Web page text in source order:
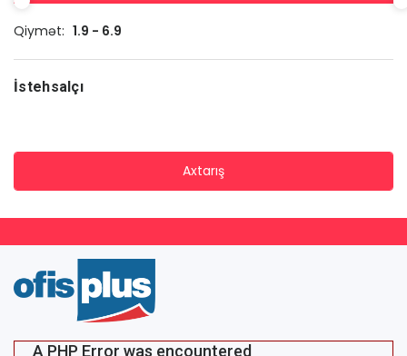
Qiymət: 1.9 - 6.9
İstehsalçı
Axtarış
A PHP Error was encountered